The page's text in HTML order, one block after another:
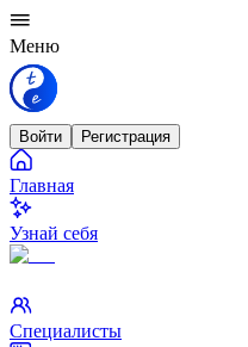
Меню
Войти Регистрация
Главная
Узнай себя
Специалисты